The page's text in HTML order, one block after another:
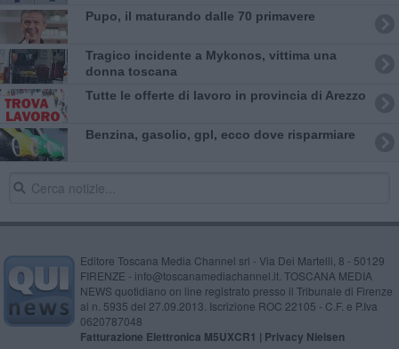
Pupo, il maturando dalle 70 primavere
Tragico incidente a Mykonos, vittima una
donna toscana
​Tutte le offerte di lavoro in provincia di Arezzo
​Benzina, gasolio, gpl, ecco dove risparmiare
Editore Toscana Media Channel srl - Via Dei Martelli, 8 - 50129
FIRENZE - info@toscanamediachannel.it. TOSCANA MEDIA
NEWS quotidiano on line registrato presso il Tribunale di Firenze
al n. 5935 del 27.09.2013. Iscrizione ROC 22105 - C.F. e P.Iva
0620787048
Fatturazione Elettronica M5UXCR1 | Privacy Nielsen